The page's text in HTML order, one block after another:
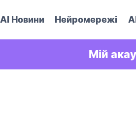
AI Новини Нейромережі
Мій